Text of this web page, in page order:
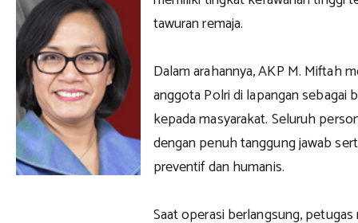
tawuran remaja.
Dalam arahannya, AKP M. Miftah
anggota Polri di lapangan sebagai
kepada masyarakat. Seluruh
dengan penuh tanggung jawab
preventif dan humanis.
Saat operasi berlangsung,